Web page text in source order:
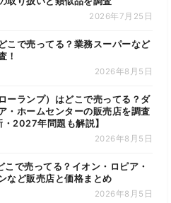
2026年7月25日
こで売ってる？業務スーパーなど
！
2026年8月5日
ーランプ）はどこで売ってる？ダ
・ホームセンターの販売店を調査
・2027年問題も解説】
2026年8月5日
こで売ってる？イオン・ロピア・
など販売店と価格まとめ
2026年8月5日